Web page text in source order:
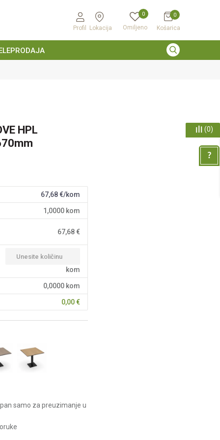
Profil Lokacija Omiljeno
0
Košarica
0
HPL
67,68€/kom
1,0000 kom
67,68€
kom
0,0000 kom
0,00€
samo za preuzimanje u
(0)